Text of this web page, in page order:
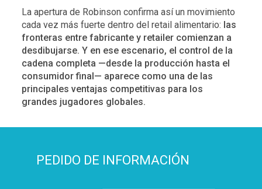
La apertura de Robinson confirma así un movimiento
cada vez más fuerte dentro del retail alimentario: las
fronteras entre fabricante y retailer comienzan a
desdibujarse. Y en ese escenario, el control de la
cadena completa —desde la producción hasta el
consumidor final— aparece como una de las
principales ventajas competitivas para los
grandes jugadores globales.
PEDIDO DE INFORMACIÓN